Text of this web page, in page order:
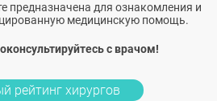
предназначена для ознакомления и
медицинскую помощь.
с врачом!
рейтинг хирургов